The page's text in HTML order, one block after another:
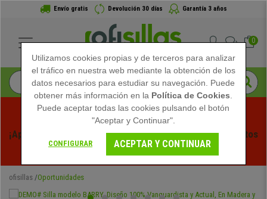
Envío gratis Devolución 30 días Garantía 3 años
0
¡Aprovecha las Rebajas de Verano en Ofisillas! Descuentos
Exclusivos por Tiempo Limitado - Ver Promo
ofisillas Oportunidades
Utilizamos cookies propias y de terceros para analizar
el tráfico en nuestra web mediante la obtención de los
datos necesarios para estudiar su navegación. Puede
obtener más información en la Política de Cookies
Puede aceptar todas las cookies pulsando el botón
"Aceptar y Continuar".
CONFIGURAR ACEPTAR Y CONTINUAR